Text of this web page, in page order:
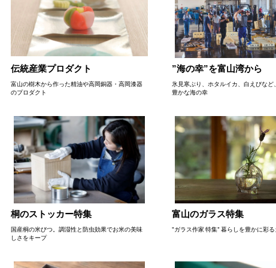
伝統産業プロダクト
富山の樹木から作った精油や高岡銅器・高岡漆器
のプロダクト
”海の幸”を富山湾から
氷見寒ぶり、ホタルイカ、白えびなど
豊かな海の幸
桐のストッカー特集
国産桐の米びつ。調湿性と防虫効果でお米の美味
しさをキープ
富山のガラス特集
"ガラス作家 特集" 暮らしを豊かに彩